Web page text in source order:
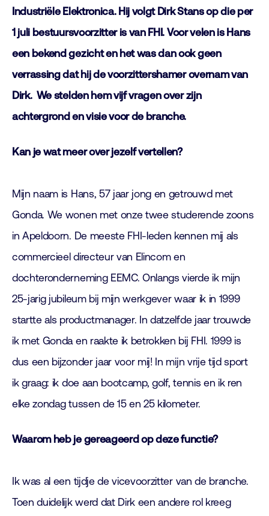
Industriële Elektronica. Hij volgt Dirk Stans op die per
1 juli bestuursvoorzitter is van FHI. Voor velen is Hans
een bekend gezicht en het was dan ook geen
verrassing dat hij de voorzittershamer overnam van
Dirk. We stelden hem vijf vragen over zijn
achtergrond en visie voor de branche.
Kan je wat meer over jezelf vertellen?
Mijn naam is Hans, 57 jaar jong en getrouwd met
Gonda. We wonen met onze twee studerende zoons
in Apeldoorn. De meeste FHI-leden kennen mij als
commercieel directeur van Elincom en
dochteronderneming EEMC. Onlangs vierde ik mijn
25-jarig jubileum bij mijn werkgever waar ik in 1999
startte als productmanager. In datzelfde jaar trouwde
ik met Gonda en raakte ik betrokken bij FHI. 1999 is
dus een bijzonder jaar voor mij! In mijn vrije tijd sport
ik graag: ik doe aan bootcamp, golf, tennis en ik ren
elke zondag tussen de 15 en 25 kilometer.
Waarom heb je gereageerd op deze functie?
Ik was al een tijdje de vicevoorzitter van de branche.
Toen duidelijk werd dat Dirk een andere rol kreeg